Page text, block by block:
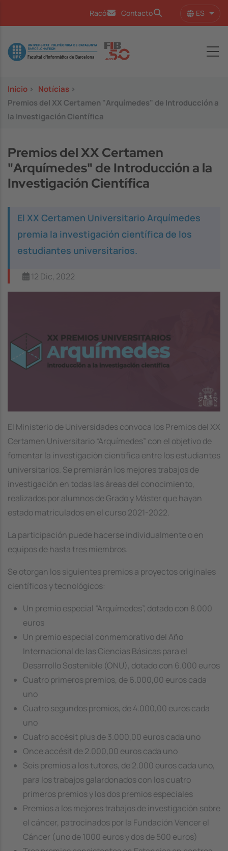
Racó Contacto ES
Image
Inicio > Notícias >
Premios del XX Certamen "Arquímedes" de Introducción a
la Investigación Científica
Premios del XX Certamen
"Arquímedes" de Introducción a la
Investigación Científica
El XX Certamen Universitario Arquímedes
premia la investigación científica de los
estudiantes universitarios.
12 Dic, 2022
El Ministerio de Universidades convoca los Premios del XX
Certamen Universitario “Arquímedes” con el objetivo de
fomentar la investigación científica entre los estudiantes
universitarios. Se premiarán los mejores trabajos de
investigación en todas las áreas del conocimiento,
realizados por alumnos de Grado y Máster que hayan
estado matriculados en el curso 2021-2022.
La participación puede hacerse individualmente o en
equipos de hasta tres miembros.
Se otorgan los siguientes premios a proyectos originales
científicos y tecnológicos:
Un premio especial “Arquímedes”, dotado con 8.000
euros
Un premio especial conmemorativo del Año
Internacional de las Ciencias Básicas para el
Desarrollo Sostenible (ONU), dotado con 6.000 euros
Cuatro primeros premios, de 6.000,00 euros cada
uno
Cuatro segundos premios, de 4.000,00 euros cada
uno
Cuatro accésit plus de 3.000,00 euros cada uno
Once accésit de 2.000,00 euros cada uno
Seis premios a los tutores, de 2.000 euros cada uno,
para los trabajos galardonados con los cuatro
primeros premios y los dos premios especiales
Premios a los mejores trabajos de investigación sobre
el cáncer, patrocinados por la Fundación Vencer el
Cáncer (uno de 1000 euros y dos de 500 euros)